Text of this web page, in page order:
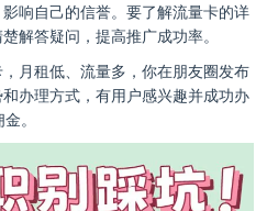
响自己的信誉。要了解流量卡的详
解答疑问，提高推广成功率。
月租低、流量多，你在朋友圈发布
办理方式，有用户感兴趣并成功办
。